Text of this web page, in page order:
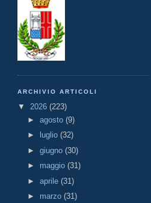
ARCHIVIO ARTICOLI
▼ 2026 (223)
► agosto (9)
►
luglio (32)
► giugno (30)
► maggio (31)
► aprile (31)
► marzo (31)